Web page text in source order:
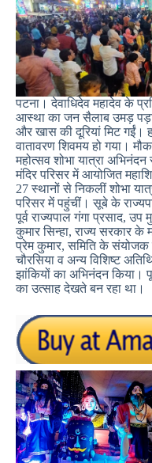
पटना। देवाधिदेव महादेव के
आस्था का जन सैलाब उमड़
और खास की दूरियां मिट गईं।
वातावरण शिवमय हो गया।
महोत्सव शोभा यात्रा
मंदिर परिसर में आयोजित
27 स्थानों से निकलीं शोभा
परिसर में पहुंचीं। सूबे के
पूर्व राज्यपाल गंगा प्रसाद,
कुमार सिन्हा, राज्य सरकार के
प्रेम कुमार, समिति के
चौरसिया व अन्य विशिष्ट
झांकियों का अभिनंदन किया।
का उत्साह देखते बन रहा था।